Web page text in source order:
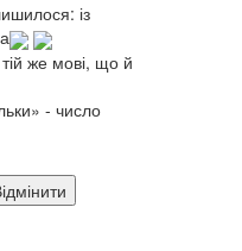
із
же мові, що й
- число